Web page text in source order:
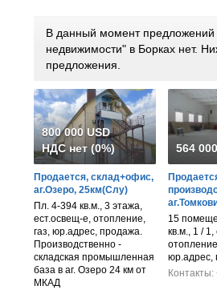
В данный момент
недвижимости" в Борках нет.
предложения.
800 000 USD
НДС нет (0%)
Продается, склад+офис,
аг.Озеро, 25км(Слу)
Пл. 4-394 кв.м., 3 этажа,
ест.освещ-е, отопление,
газ, юр.адрес, продажа.
Производственно -
складская промышленная
база в аг. Озеро 24 км от
МКАД
564
15
кв.м., 1 /
юр.адрес,
Контакты: